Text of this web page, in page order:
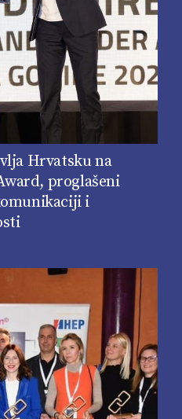
Hrvatsku na
proglašeni
i